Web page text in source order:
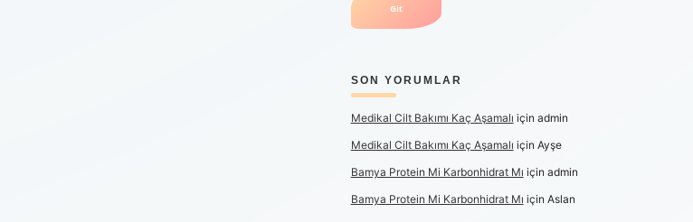
SON YORUMLAR
Medikal Cilt Bakımı Kaç Aşamalı için admin
Medikal Cilt Bakımı Kaç Aşamalı için Ayşe
Bamya Protein Mi Karbonhidrat Mı için admin
Bamya Protein Mi Karbonhidrat Mı için Aslan